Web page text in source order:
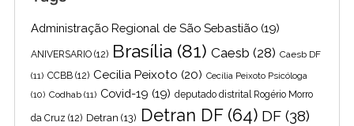
Administração Regional de São Sebastião (19)
ANIVERSARIO (12) Brasília (81) Caesb (28) Caesb DF
(11) CCBB (12) Cecilia Peixoto (20) Cecília Peixoto Psicóloga
(10) Codhab (11) Covid-19 (19) deputado distrital Rogério Morro
da Cruz (12) Detran (13) Detran DF(64) DF (38)